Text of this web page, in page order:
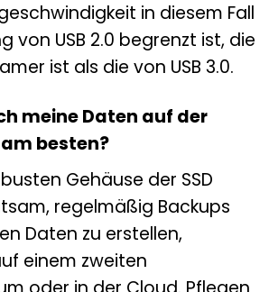
in diesem Fall
von USB 2.0 begrenzt ist, die
ist als die von USB 3.0.
meine Daten auf der
besten?
Gehäuse der SSD
regelmäßig Backups
Daten zu erstellen,
einem zweiten